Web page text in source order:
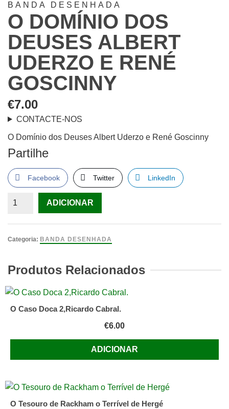
BANDA DESENHADA
O DOMÍNIO DOS
DEUSES ALBERT
UDERZO E RENÉ
GOSCINNY
€7.00
CONTACTE-NOS
O Domínio dos Deuses Albert Uderzo e René Goscinny
Partilhe
Facebook Twitter LinkedIn
Quantidade
Domínio
Albert
Uderzo
René
ADICIONAR
Categoria: BANDA DESENHADA
Produtos Relacionados
O Caso Doca 2,Ricardo Cabral.
€6.00
ADICIONAR
O Tesouro de Rackham o Terrível de Hergé